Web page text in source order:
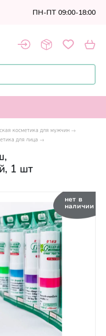
ПН-ПТ 09:00-18:00
косметика для мужчин
для лица
1 шт
нет в
наличии